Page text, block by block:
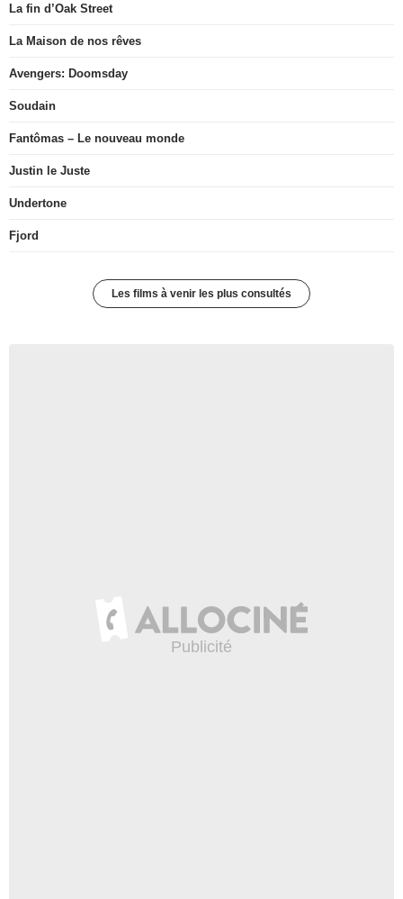
La fin d’Oak Street
La Maison de nos rêves
Avengers: Doomsday
Soudain
Fantômas – Le nouveau monde
Justin le Juste
Undertone
Fjord
Les films à venir les plus consultés